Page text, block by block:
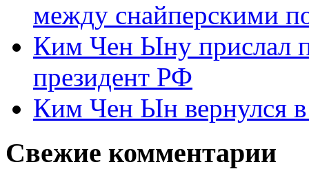
между снайперскими
Ким Чен Ыну прислал
президент РФ
Ким Чен Ын вернулся
Свежие комментарии